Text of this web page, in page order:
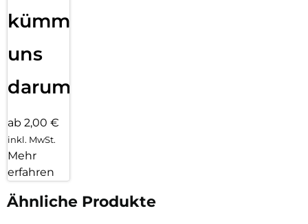
kümmern
uns
darum!
ab 2,00 €
inkl. MwSt.
Mehr
erfahren
Ähnliche Produkte